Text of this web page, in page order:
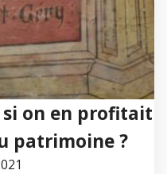
si on en profitait
patrimoine ?